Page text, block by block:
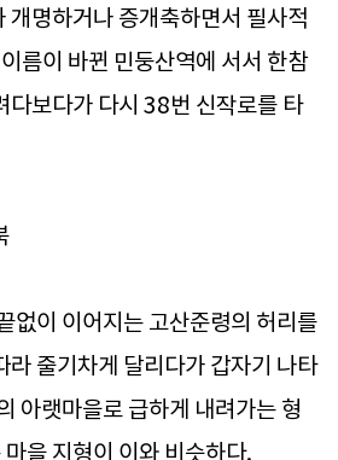
개명하거나 증개축하면서 필사적
름이 바뀐 민둥산역에 서서 한참
다보다가 다시 38번 신작로를 타
없이 이어지는 고산준령의 허리를
라 줄기차게 달리다가 갑자기 나타
아랫마을로 급하게 내려가는 형
을 지형이 이와 비슷하다.